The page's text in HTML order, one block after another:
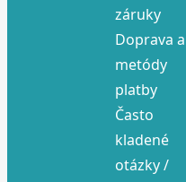
záruky
Doprava a
metódy
platby
Často
kladené
otázky /